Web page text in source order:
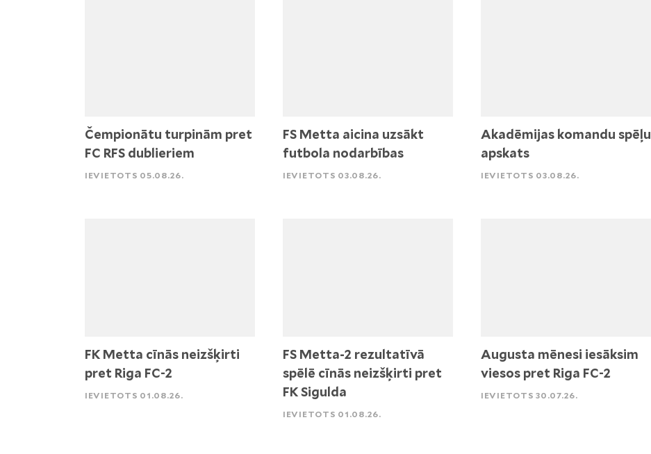
Čempionātu turpinām pret
FC RFS dublieriem
IEVIETOTS 05.08.26.
FS Metta aicina uzsākt
futbola nodarbības
IEVIETOTS 03.08.26.
Akadēmijas komandu spēļu
apskats
IEVIETOTS 03.08.26.
FK Metta cīnās neizšķirti
pret Riga FC-2
IEVIETOTS 01.08.26.
FS Metta-2 rezultatīvā
spēlē cīnās neizšķirti pret
FK Sigulda
IEVIETOTS 01.08.26.
Augusta mēnesi iesāksim
viesos pret Riga FC-2
IEVIETOTS 30.07.26.